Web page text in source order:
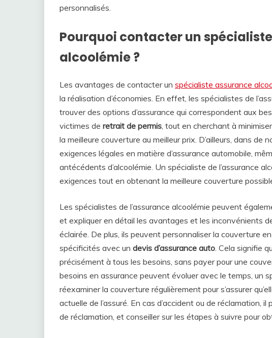
personnalisés.
Pourquoi contacter un
alcoolémie ?
Les avantages de contacter un spécialiste assurance
la réalisation d’économies. En effet, les spécialistes de
trouver des options d’assurance qui correspondent aux
victimes de retrait de permis, tout en cherchant à
la meilleure couverture au meilleur prix. D’ailleurs, dans de
exigences légales en matière d’assurance automobile,
antécédents d’alcoolémie. Un spécialiste de l’assurance
exigences tout en obtenant la meilleure couverture
Les spécialistes de l’assurance alcoolémie peuvent
et expliquer en détail les avantages et les inconvénients
éclairée. De plus, ils peuvent personnaliser la couverture
spécificités avec un devis d’assurance auto. Cela signifie
précisément à tous les besoins, sans payer pour une
besoins en assurance peuvent évoluer avec le temps, un
réexaminer la couverture régulièrement pour s’assurer
actuelle de l’assuré. En cas d’accident ou de réclamation,
de réclamation, et conseiller sur les étapes à suivre pour